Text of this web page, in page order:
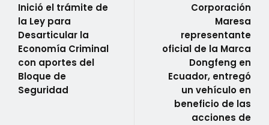
Inició el trámite de
la Ley para
Desarticular la
Economía Criminal
con aportes del
Bloque de
Seguridad
Corporación
Maresa
representante
oficial de la Marca
Dongfeng en
Ecuador, entregó
un vehículo en
beneficio de las
acciones de